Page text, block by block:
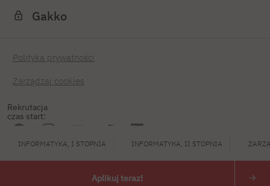
Rekrutacja
czas start:
INFORMATYKA, I STOPNIA INFORMATYKA, II STOPNIA
Aplikuj teraz!
Gakko
Polityka prywatności
Zarządzaj cookies